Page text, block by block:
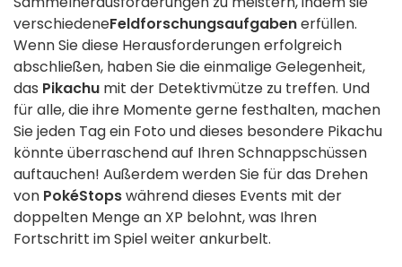
verschiedeneFeldforschungsaufgabenerfüllen.
Wenn Sie diese Herausforderungen erfolgreich
abschließen, haben Sie die einmalige Gelegenheit,
das Pikachu mit der Detektivmütze zu treffen. Und
für alle, die ihre Momente gerne festhalten, machen
Sie jeden Tag ein Foto und dieses besondere Pikachu
könnte überraschend auf Ihren Schnappschüssen
auftauchen! Außerdem werden Sie für das Drehen
von PokéStopswährend dieses Events mit der
doppelten Menge an XP belohnt, was Ihren
Fortschritt im Spiel weiter ankurbelt.